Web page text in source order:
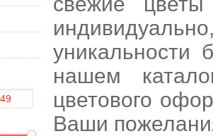
уникальности
нашем
цветового
Ваши